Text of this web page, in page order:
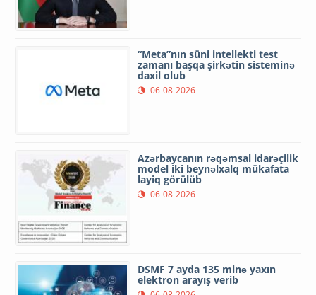
“Meta”nın süni intellekti test
zamanı başqa şirkətin sisteminə
daxil olub
06-08-2026
Azərbaycanın rəqəmsal idarəçilik
model iki beynəlxalq mükafata
layiq görülüb
06-08-2026
DSMF 7 ayda 135 minə yaxın
elektron arayış verib